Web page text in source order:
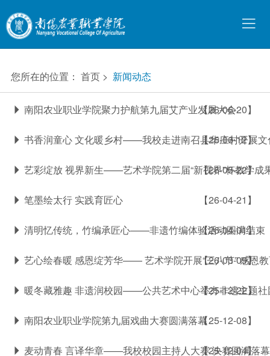
您所在的位置： 首页 > 新闻动态
南阳农业职业学院聚力护航第九届艾产业发展大会
【26-06-20】
书香润童心 文化暖乡村——我校走进南召县华庄村开展文
【26-06-12】
艺彩绽放 视界新生——艺术学院第二届“新视界”杯教学成
【26-05-22】
笔墨绘太行 实践育匠心 【26-04-21】
清明忆传统，竹编承匠心——非遗竹编体验活动圆满结束
【26-04-01】
艺心绘春暖 感恩绽芳华—— 艺术学院开展“三八节” 感恩
【26-03-09】
暖冬藏雅趣 非遗润校园——公共艺术中心举办非遗主题社
【25-12-22】
南阳农业职业学院第九届戏曲大赛圆满落幕【25-12-08】
麦动青春 言译华章——我校校园主持人大赛 决赛圆满落幕
【25-12-04】